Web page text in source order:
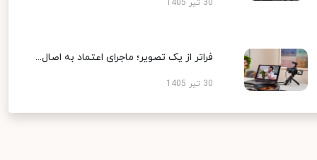
30 تیر 1405
فراتر از یک تصویر؛ ماجرای اعتماد به اصال...
30 تیر 1405